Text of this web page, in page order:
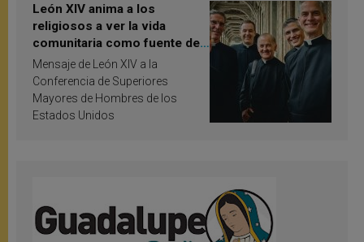
León XIV anima a los
religiosos a ver la vida
comunitaria como fuente de
inspiración y santificación
Mensaje de León XIV a la
Conferencia de Superiores
Mayores de Hombres de los
Estados Unidos